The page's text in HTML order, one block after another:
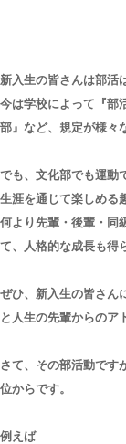
新入生の皆さんは部活
今は学校によって『部
部』など、規定が様々
でも、文化部でも運動
生涯を通じて楽しめる
何より先輩・後輩・同
て、人格的な成長も得
ぜひ、新入生の皆さん
と人生の先輩からのア
さて、その部活動です
位からです。
例えば